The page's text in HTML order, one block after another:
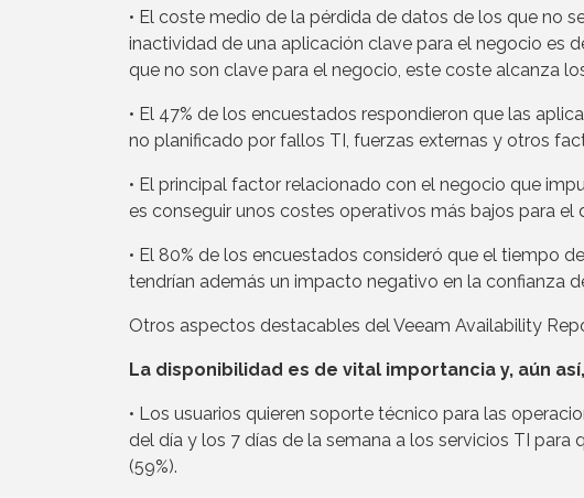
• El coste medio de la pérdida de datos de los que no
inactividad de una aplicación clave para el negocio es
que no son clave para el negocio, este coste alcanza
• El 47% de los encuestados respondieron que las
no planificado por fallos TI, fuerzas externas y otros
• El principal factor relacionado con el negocio que
es conseguir unos costes operativos más bajos para el
• El 80% de los encuestados consideró que el tiempo
tendrían además un impacto negativo en la confianza
Otros aspectos destacables del Veeam Availability
La disponibilidad es de vital importancia y, aún
• Los usuarios quieren soporte técnico para las
del día y los 7 días de la semana a los servicios TI
(59%).